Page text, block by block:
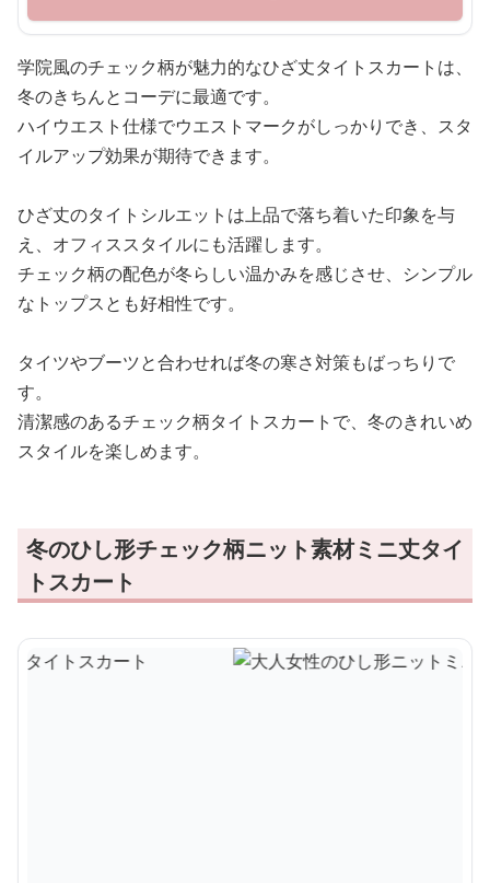
学院風のチェック柄が魅力的なひざ丈タイトスカートは、
冬のきちんとコーデに最適です。
ハイウエスト仕様でウエストマークがしっかりでき、スタ
イルアップ効果が期待できます。
ひざ丈のタイトシルエットは上品で落ち着いた印象を与
え、オフィススタイルにも活躍します。
チェック柄の配色が冬らしい温かみを感じさせ、シンプル
なトップスとも好相性です。
タイツやブーツと合わせれば冬の寒さ対策もばっちりで
す。
清潔感のあるチェック柄タイトスカートで、冬のきれいめ
スタイルを楽しめます。
冬のひし形チェック柄ニット素材ミニ丈タイ
トスカート